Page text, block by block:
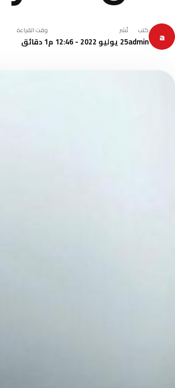
a كتب
admin
نُشر
25 يوليو 2022 - 12:46 م
وقت القراءة
1 دقائق